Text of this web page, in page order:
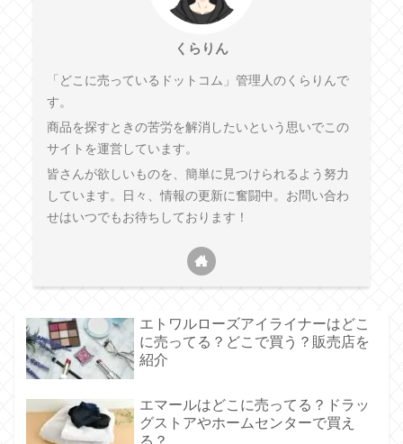
くらりん
「どこに売っているドットコム」管理人のくらりんで
す。
商品を探すときの苦労を解消したいという思いでこの
サイトを運営しています。
皆さんが欲しいものを、簡単に見つけられるよう努力
しています。日々、情報の更新に奮闘中。お問い合わ
せはいつでもお待ちしております！
エトワルローズアイライナーはどこ
に売ってる？どこで買う？販売店を
紹介
エマールはどこに売ってる？ドラッ
グストアやホームセンターで買え